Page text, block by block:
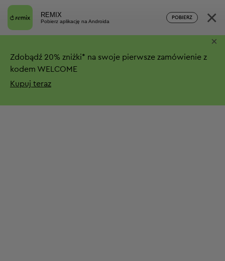
REMIX
Pobierz aplikację na Androida
POBIERZ ×
Zdobądź 20% zniżki* na swoje pierwsze zamówienie z
kodem WELCOME
Kupuj teraz
×